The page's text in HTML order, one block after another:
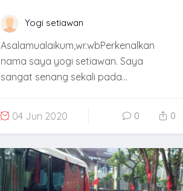
Yogi setiawan
Asalamualaikum,wr.wbPerkenalkan
nama saya yogi setiawan. Saya
sangat senang sekali pada...
04 Jun 2020 0 0